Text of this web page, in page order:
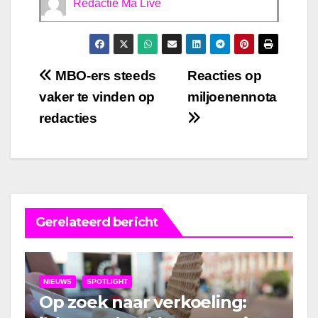
Redactie Ma Live
Bericht
navigatie
Reacties op
miljoenennota
MBO-ers steeds
vaker te vinden op
redacties
Gerelateerd bericht
NIEUWS SPOTLIGHT
Op zoek naar verkoeling: